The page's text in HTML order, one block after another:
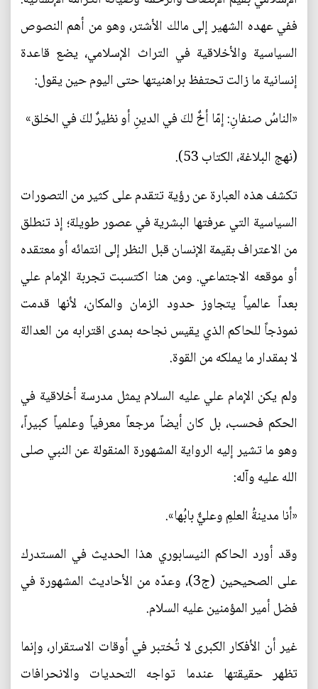
ففي عهده الشهير إلى مالك الأشتر، وهو من أهم النصوص
السياسية والأخلاقية في التراث الإسلامي، يضع قاعدة
إنسانية ما زالت تحتفظ براهنيتها حتى اليوم حين يقول:
«الناسُ صنفانِ: إمّا أخٌ لكَ في الدينِ أو نظيرٌ لكَ في الخلق»
(نهج البلاغة، الكتاب 53).
تكشف هذه العبارة عن رؤية تتقدم على كثير من التصورات
السياسية التي عرفتها البشرية في عصور طويلة؛ إذ تنطلق
من الاعتراف بقيمة الإنسان قبل النظر إلى انتمائه أو معتقده
أو موقعه الاجتماعي. ومن هنا اكتسبت تجربة الإمام علي
بعداً عالمياً يتجاوز حدود الزمان والمكان، لأنها قدمت
نموذجاً للحاكم الذي يقيس نجاحه بمدى اقترابه من العدالة
لا بمقدار ما يملكه من القوة.
ولم يكن الإمام علي عليه السلام يمثل مدرسة أخلاقية في
الحكم فحسب، بل كان أيضاً مرجعاً معرفياً وعلمياً كبيراً،
وهو ما تشير إليه الرواية المشهورة المنقولة عن النبي صلى
الله عليه وآله:
«أنا مدينةُ العلمِ وعليٌّ بابُها».
وقد أورد الحاكم النيسابوري هذا الحديث في المستدرك
على الصحيحين (ج3)، وعدّه من الأحاديث المشهورة في
فضل أمير المؤمنين عليه السلام.
غير أن الأفكار الكبرى لا تُختبر في أوقات الاستقرار، وإنما
تظهر حقيقتها عندما تواجه التحديات والانحرافات